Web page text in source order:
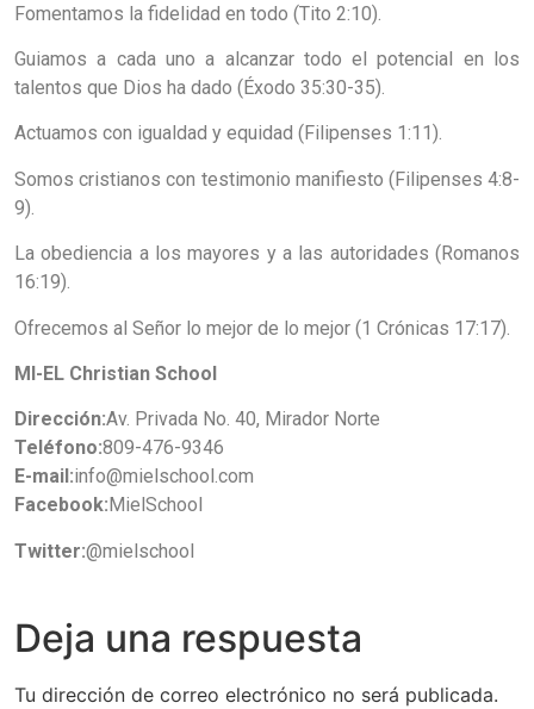
Fomentamos la fidelidad en todo (Tito 2:10).
Guiamos a cada uno a alcanzar todo el potencial en los
talentos que Dios ha dado (Éxodo 35:30-35).
Actuamos con igualdad y equidad (Filipenses 1:11).
Somos cristianos con testimonio manifiesto (Filipenses 4:8-
9).
La obediencia a los mayores y a las autoridades (Romanos
16:19).
Ofrecemos al Señor lo mejor de lo mejor (1 Crónicas 17:17).
MI-EL Christian School
Dirección:Av. Privada No. 40, Mirador Norte
Teléfono:809-476-9346
E-mail:info@mielschool.com
Facebook: MielSchool
Twitter:@mielschool
Deja una respuesta
Tu dirección de correo electrónico no será publicada.